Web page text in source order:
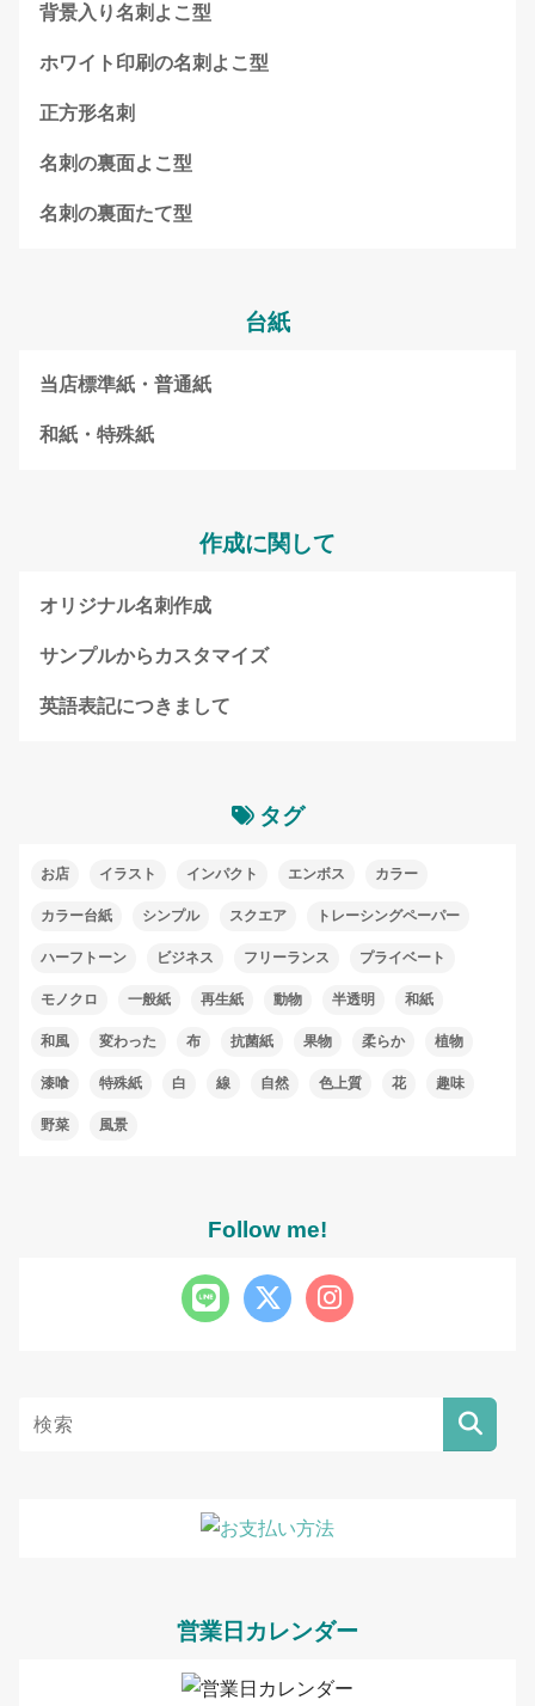
背景入り名刺よこ型
ホワイト印刷の名刺よこ型
正方形名刺
名刺の裏面よこ型
名刺の裏面たて型
台紙
当店標準紙・普通紙
和紙・特殊紙
作成に関して
オリジナル名刺作成
サンプルからカスタマイズ
英語表記につきまして
タグ
お店 イラスト インパクト エンボス カラー
カラー台紙 シンプル スクエア トレーシングペーパー
ハーフトーン ビジネス フリーランス プライベート
モノクロ 一般紙 再生紙 動物 半透明 和紙
和風 変わった 布 抗菌紙 果物 柔らか 植物
漆喰 特殊紙 白 線 自然 色上質 花 趣味
野菜 風景
Follow me!
営業日カレンダー